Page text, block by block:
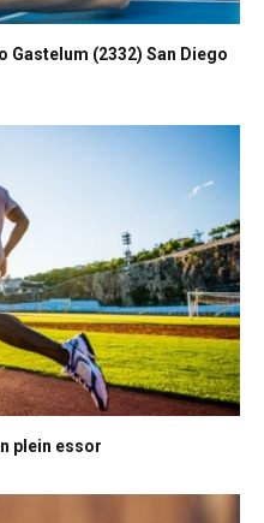
Gastelum (2332) San Diego
plein essor